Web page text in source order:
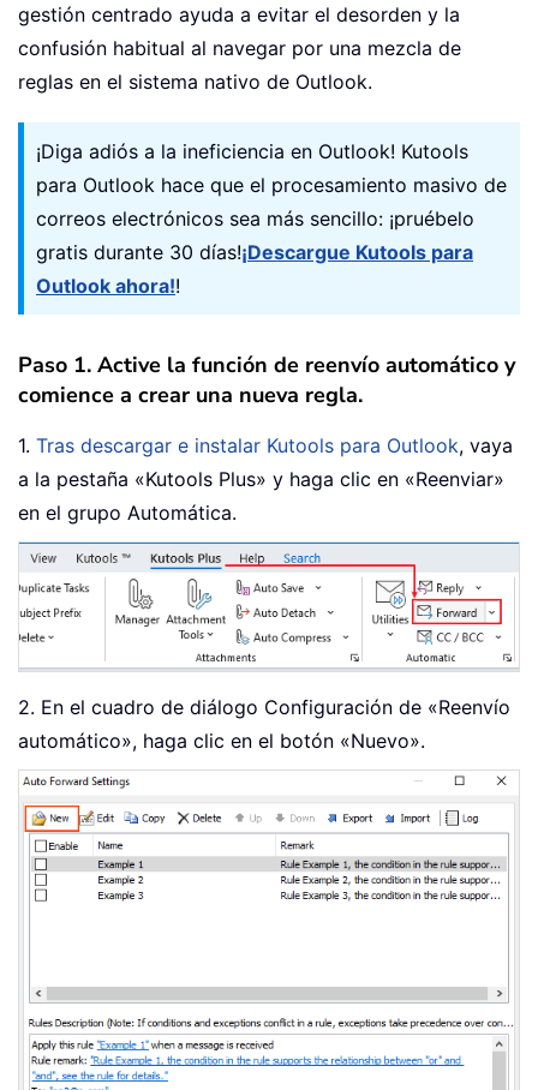
gestión centrado ayuda a evitar el desorden y la
confusión habitual al navegar por una mezcla de
reglas en el sistema nativo de Outlook.
¡Diga adiós a la ineficiencia en Outlook! Kutools
para Outlook hace que el procesamiento masivo de
correos electrónicos sea más sencillo: ¡pruébelo
gratis durante 30 días!¡Descargue Kutools para
Outlook ahora!!
Paso 1. Active la función de reenvío automático y
comience a crear una nueva regla.
1. Tras descargar e instalar Kutools para Outlook, vaya
a la pestaña «Kutools Plus» y haga clic en «Reenviar»
en el grupo Automática.
2. En el cuadro de diálogo Configuración de «Reenvío
automático», haga clic en el botón «Nuevo».